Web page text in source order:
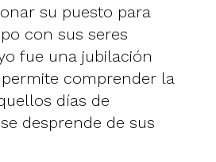
su puesto para
con sus seres
fue una jubilación
comprender la
días de
desprende de sus